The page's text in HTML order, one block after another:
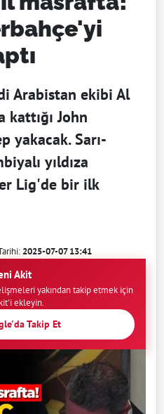
Arabistan ekibi Al
kattığı John
yakacak. Sarı-
yıldıza
Lig'de bir ilk
2025-07-07 13:41
Akit
yakından takip etmek için
ekleyin.
Takip Et